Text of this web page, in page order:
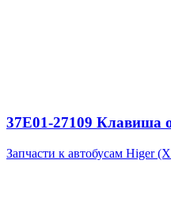
37E01-27109 Клавиша
Запчасти к автобусам Higer